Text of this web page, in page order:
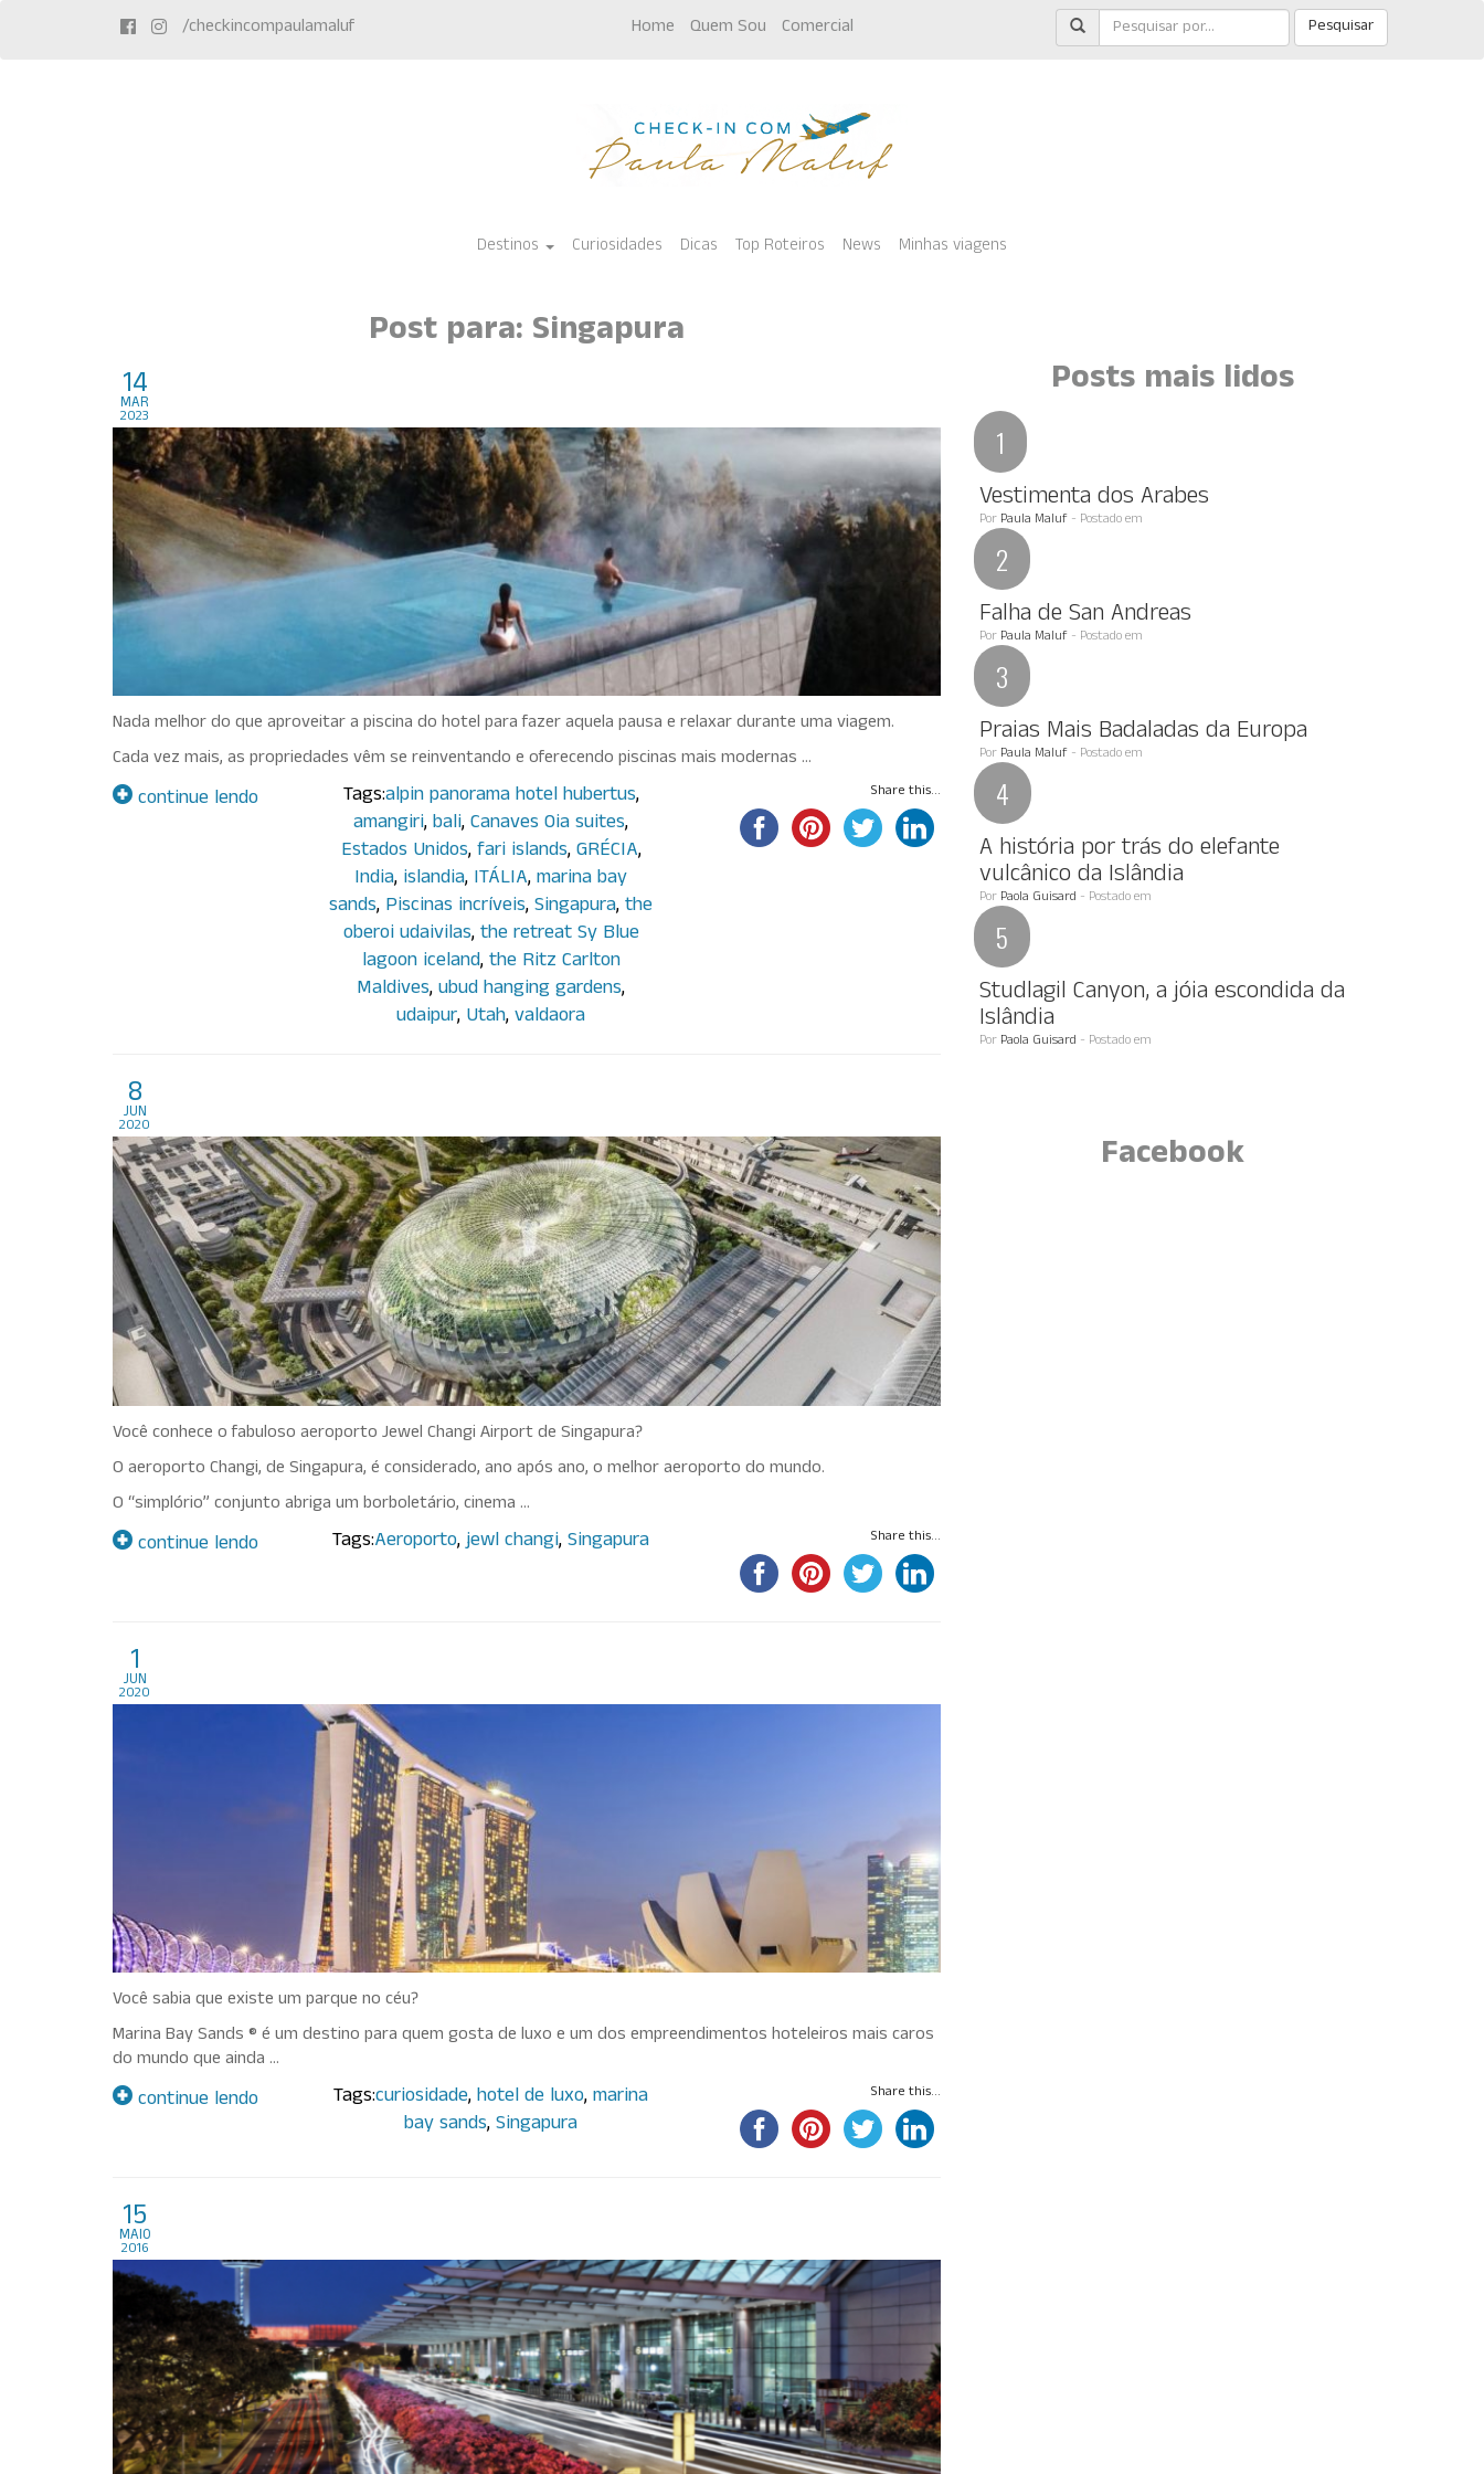
/checkincompaulamaluf Home Quem Sou Comercial Pesquisar
Destinos Curiosidades Dicas Top Roteiros News Minhas viagens
Post para: Singapura
14
mar
2023
Nada melhor do que aproveitar a piscina do hotel para fazer aquela pausa e relaxar durante uma viagem.
Cada vez mais, as propriedades vêm se reinventando e oferecendo piscinas mais modernas …
continue lendo Tags:alpin panorama hotel hubertus,
amangiri, bali, Canaves Oia suites,
Estados Unidos, fari islands, GRÉCIA,
India, islandia, ITÁLIA, marina bay
sands, Piscinas incríveis, Singapura, the
oberoi udaivilas, the retreat Sy Blue
lagoon iceland, the Ritz Carlton
Maldives, ubud hanging gardens,
udaipur, Utah, valdaora
Share this...
8
jun
2020
Você conhece o fabuloso aeroporto Jewel Changi Airport de Singapura?
O aeroporto Changi, de Singapura, é considerado, ano após ano, o melhor aeroporto do mundo.
O “simplório” conjunto abriga um borboletário, cinema …
continue lendo Tags:Aeroporto,jewl changi, Singapura Share this...
1
jun
2020
Você sabia que existe um parque no céu?
Marina Bay Sands ® é um destino para quem gosta de luxo e um dos empreendimentos hoteleiros mais caros
do mundo que ainda …
continue lendo Tags:curiosidade, hotel de luxo, marina
bay sands, Singapura
Share this...
15
maio
2016
Posts mais lidos
Vestimenta dos Arabes
Por Paula Maluf - Postado em
Falha de San Andreas
Por Paula Maluf - Postado em
Praias Mais Badaladas da Europa
Por Paula Maluf - Postado em
A história por trás do elefante
vulcânico da Islândia
Por Paola Guisard - Postado em
Studlagil Canyon, a jóia escondida da
Islândia
Por Paola Guisard - Postado em
Facebook